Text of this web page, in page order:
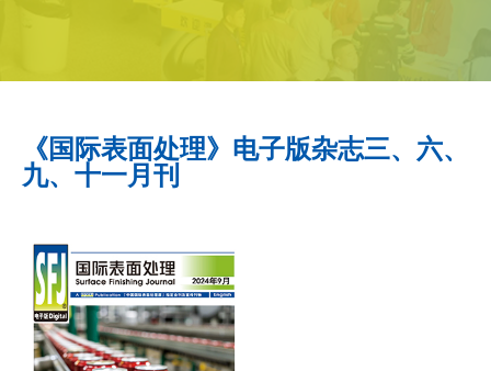
《国际表面处理》电子版杂志三、六、
九、十一月刊